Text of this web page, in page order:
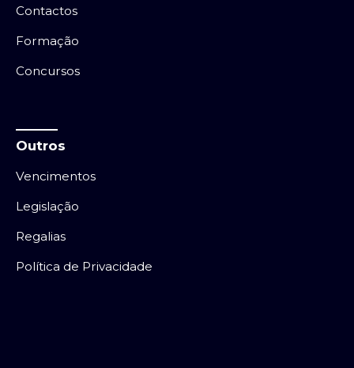
Contactos
Formação
Concursos
Outros
Vencimentos
Legislação
Regalias
Política de Privacidade